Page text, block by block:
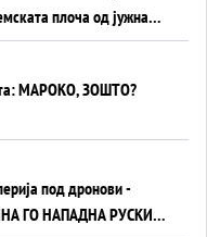
плоча од јужна
Море...
МАРОКО, ЗОШТО?
под дронови -
ГО НАПАДНА РУСКИОТ